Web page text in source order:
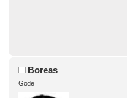
Boreas
Gode